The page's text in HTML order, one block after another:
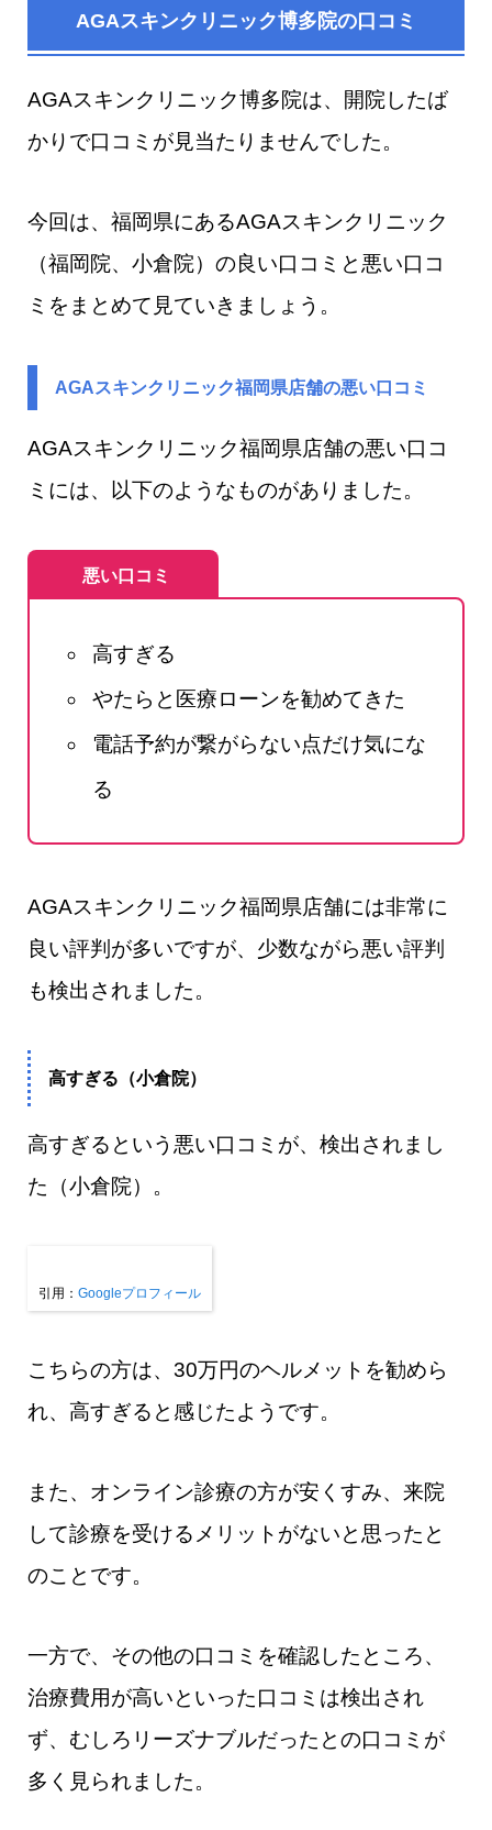
AGAスキンクリニック博多院の口コミ
AGAスキンクリニック博多院は、開院したば
かりで口コミが見当たりませんでした。
今回は、福岡県にあるAGAスキンクリニック
（福岡院、小倉院）の良い口コミと悪い口コ
ミをまとめて見ていきましょう。
AGAスキンクリニック福岡県店舗の悪い口コミ
AGAスキンクリニック福岡県店舗の悪い口コ
ミには、以下のようなものがありました。
悪い口コミ
高すぎる
やたらと医療ローンを勧めてきた
電話予約が繋がらない点だけ気にな
る
AGAスキンクリニック福岡県店舗には非常に
良い評判が多いですが、少数ながら悪い評判
も検出されました。
高すぎる（小倉院）
高すぎるという悪い口コミが、検出されまし
た（小倉院）。
引用： Googleプロフィール
こちらの方は、30万円のヘルメットを勧めら
れ、高すぎると感じたようです。
また、オンライン診療の方が安くすみ、来院
して診療を受けるメリットがないと思ったと
のことです。
一方で、その他の口コミを確認したところ、
治療費用が高いといった口コミは検出され
ず、むしろリーズナブルだったとの口コミが
多く見られました。